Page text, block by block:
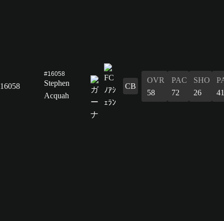
16058
#16058
Stephen
Acquah
CB
OVR
58
PAC
72
SHO
26
41